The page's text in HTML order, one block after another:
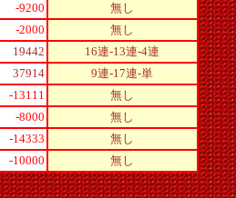
-9200
無し
-2000
無し
19442
16連-13連-4連
37914
9連-17連-単
-13111
無し
-8000
無し
-14333
無し
-10000
無し